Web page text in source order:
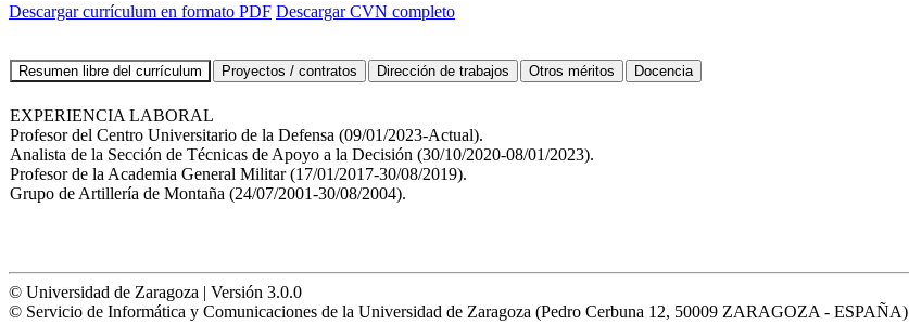
Descargar currículum en formato PDF Descargar CVN completo
EXPERIENCIA LABORAL
Profesor del Centro Universitario de la Defensa (09/01/2023-Actual).
Analista de la Sección de Técnicas de Apoyo a la Decisión (30/10/2020-08/01/2023).
Profesor de la Academia General Militar (17/01/2017-30/08/2019).
Grupo de Artillería de Montaña (24/07/2001-30/08/2004).
© Universidad de Zaragoza | Versión 3.0.0
© Servicio de Informática y Comunicaciones de la Universidad de Zaragoza (Pedro Cerbuna 12, 50009 ZARAGOZA - ESPAÑA)